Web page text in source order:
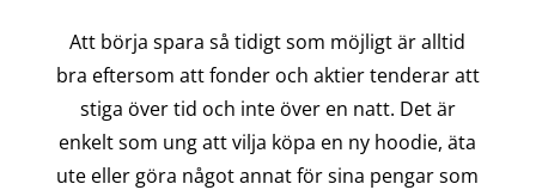
Att börja spara så tidigt som möjligt är alltid
bra eftersom att fonder och aktier tenderar att
stiga över tid och inte över en natt. Det är
enkelt som ung att vilja köpa en ny hoodie, äta
ute eller göra något annat för sina pengar som